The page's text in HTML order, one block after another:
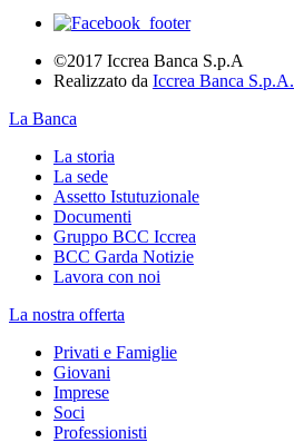
©2017 Iccrea Banca S.p.A
Realizzato da Iccrea Banca S.p.A.
La Banca
La storia
La sede
Assetto Istutuzionale
Documenti
Gruppo BCC Iccrea
BCC Garda Notizie
Lavora con noi
La nostra offerta
Privati e Famiglie
Giovani
Imprese
Soci
Professionisti